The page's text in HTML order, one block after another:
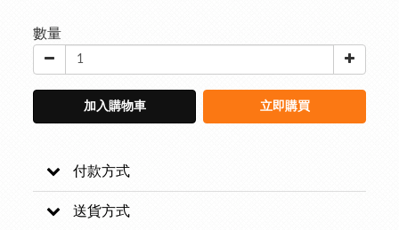
數量
加入購物車 立即購買
付款方式
送貨方式